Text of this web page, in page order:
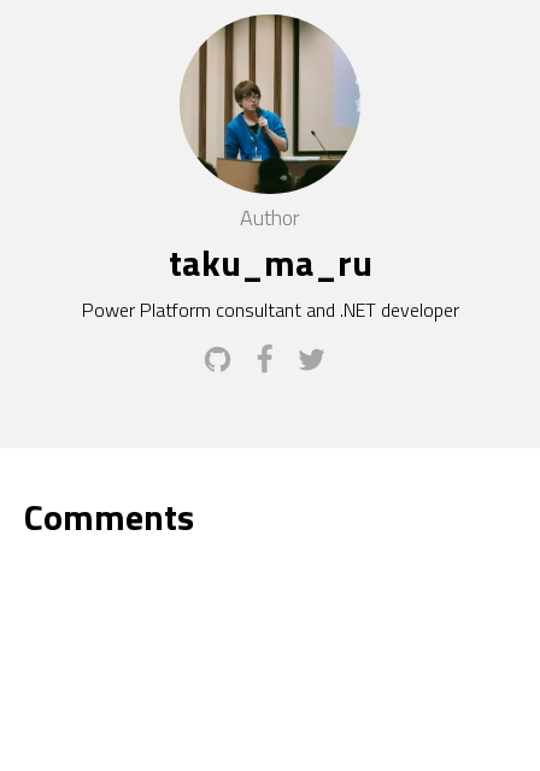
Author
taku_ma_ru
Power Platform consultant and .NET developer
Comments